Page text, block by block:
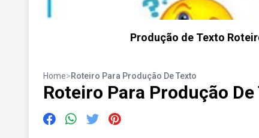
Produção de Texto
Home>Roteiro Para Produção De Texto
Roteiro Para Produção De